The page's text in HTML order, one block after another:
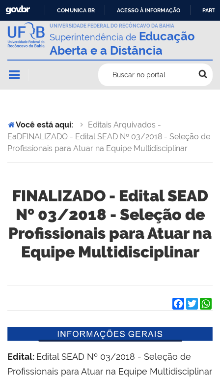
IR
PARA
O
CONTEÚDO
COMUNICA BR ACESSO À INFORMAÇÃO
UNIVERSIDADE FEDERAL DO RECÔNCAVO DA BAHIA
Superintendência de Educação
Aberta e a Distância
Buscar no portal
Você está aqui:
Editais Arquivados -
EaDFINALIZADO - Edital SEAD Nº 03/2018 - Seleção de
Profissionais para Atuar na Equipe Multidisciplinar
FINALIZADO - Edital SEAD
Nº 03/2018 - Seleção de
Profissionais para Atuar na
Equipe Multidisciplinar
Facebook
Twitter
Edital: Edital SEAD Nº 03/2018 - Seleção de
Profissionais para Atuar na Equipe Multidisciplinar